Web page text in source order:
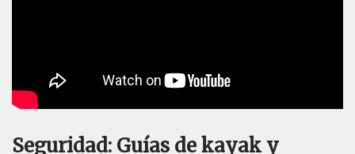
Seguridad: Guías de kayak y